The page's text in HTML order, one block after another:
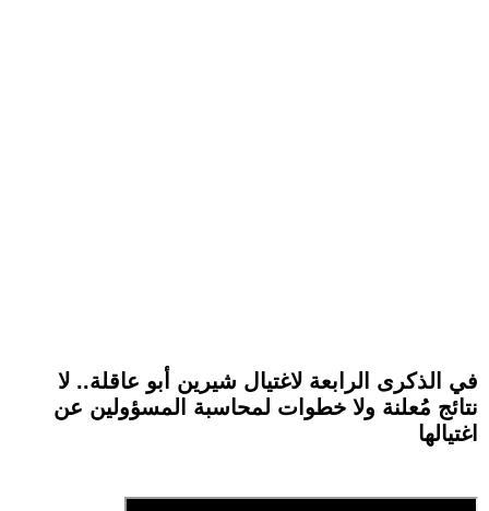
في الذكرى الرابعة لاغتيال شيرين أبو عاقلة.. لا
نتائج مُعلنة ولا خطوات لمحاسبة المسؤولين عن
اغتيالها